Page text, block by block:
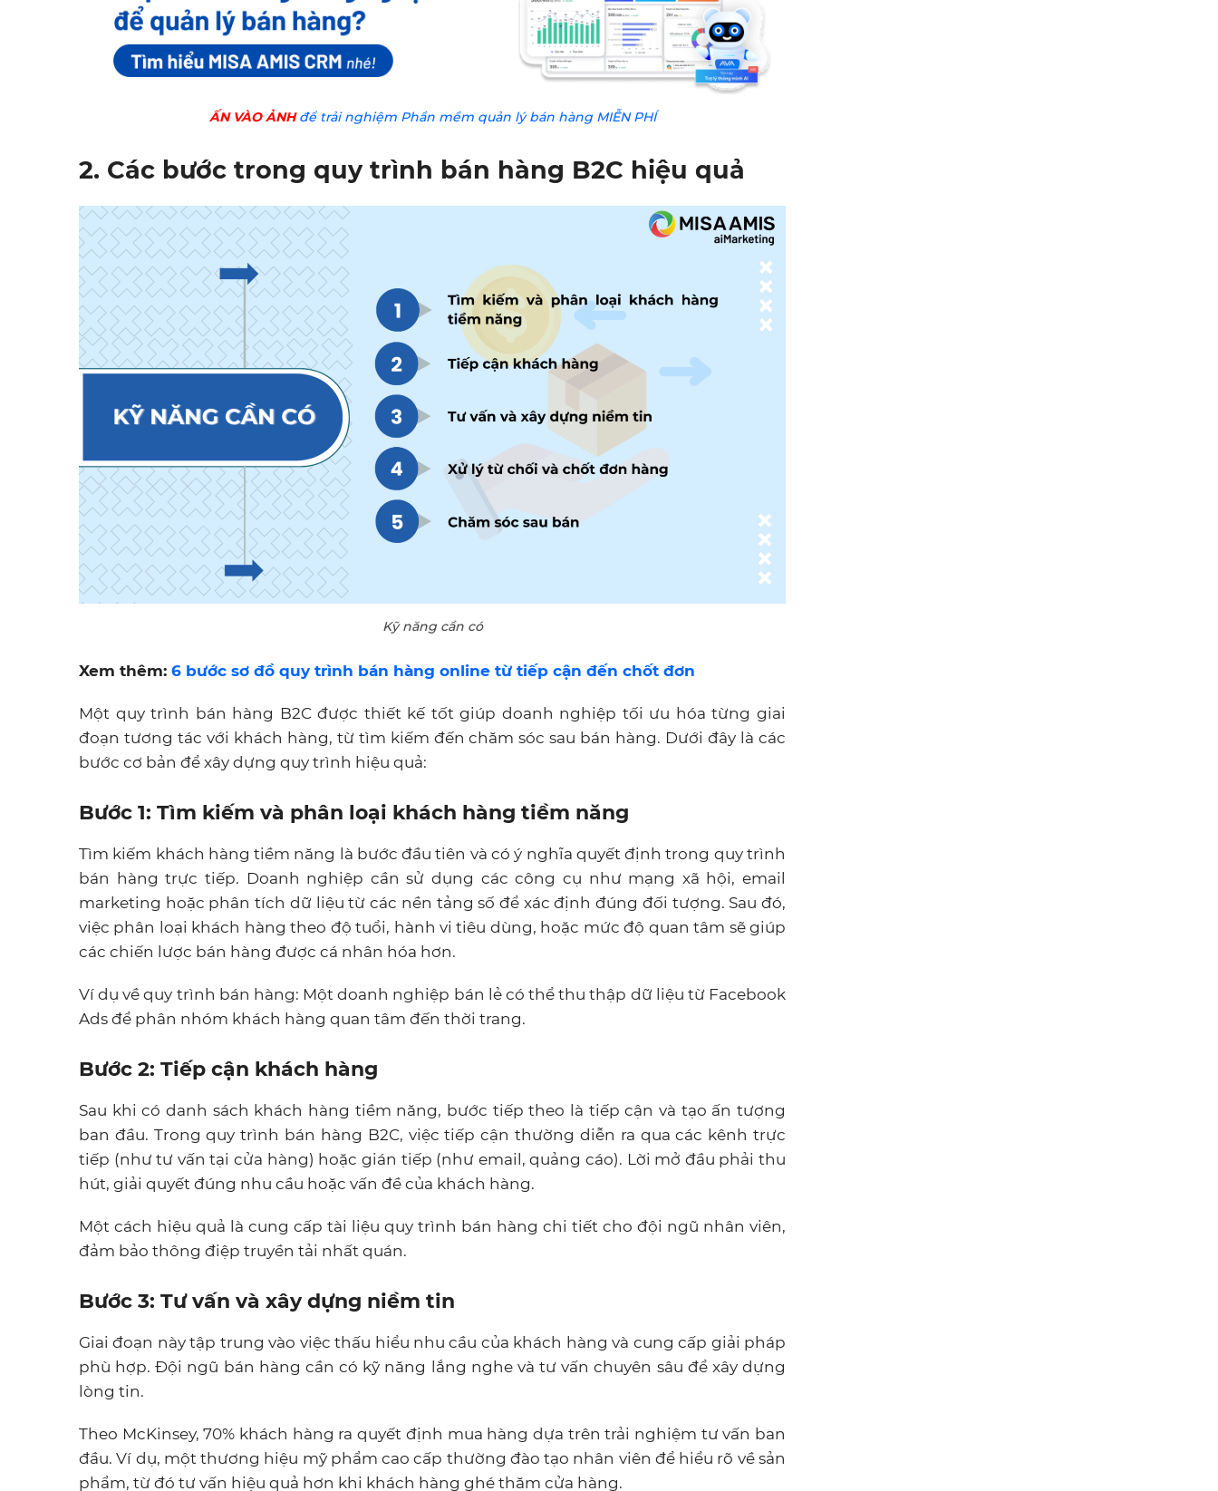
ẤN VÀO ẢNHđể trải nghiệm Phần mềm quản lý bán hàng MIỄN PHÍ
2. Các bước trong quy trình bán hàng B2C hiệu quả
Kỹ năng cần có
Xem thêm: 6 bước sơ đồ quy trình bán hàng online từ tiếp cận đến chốt đơn
Một quy trình bán hàng B2C được thiết kế tốt giúp doanh nghiệp tối ưu hóa từng giai
đoạn tương tác với khách hàng, từ tìm kiếm đến chăm sóc sau bán hàng. Dưới đây là các
bước cơ bản để xây dựng quy trình hiệu quả:
Bước 1: Tìm kiếm và phân loại khách hàng tiềm năng
Tìm kiếm khách hàng tiềm năng là bước đầu tiên và có ý nghĩa quyết định trong quy trình
bán hàng trực tiếp. Doanh nghiệp cần sử dụng các công cụ như mạng xã hội, email
marketing hoặc phân tích dữ liệu từ các nền tảng số để xác định đúng đối tượng. Sau đó,
việc phân loại khách hàng theo độ tuổi, hành vi tiêu dùng, hoặc mức độ quan tâm sẽ giúp
các chiến lược bán hàng được cá nhân hóa hơn.
Ví dụ về quy trình bán hàng: Một doanh nghiệp bán lẻ có thể thu thập dữ liệu từ Facebook
Ads để phân nhóm khách hàng quan tâm đến thời trang.
Bước 2: Tiếp cận khách hàng
Sau khi có danh sách khách hàng tiềm năng, bước tiếp theo là tiếp cận và tạo ấn tượng
ban đầu. Trong quy trình bán hàng B2C, việc tiếp cận thường diễn ra qua các kênh trực
tiếp (như tư vấn tại cửa hàng) hoặc gián tiếp (như email, quảng cáo). Lời mở đầu phải thu
hút, giải quyết đúng nhu cầu hoặc vấn đề của khách hàng.
Một cách hiệu quả là cung cấp tài liệu quy trình bán hàng chi tiết cho đội ngũ nhân viên,
đảm bảo thông điệp truyền tải nhất quán.
Bước 3: Tư vấn và xây dựng niềm tin
Giai đoạn này tập trung vào việc thấu hiểu nhu cầu của khách hàng và cung cấp giải pháp
phù hợp. Đội ngũ bán hàng cần có kỹ năng lắng nghe và tư vấn chuyên sâu để xây dựng
lòng tin.
Theo McKinsey, 70% khách hàng ra quyết định mua hàng dựa trên trải nghiệm tư vấn ban
đầu. Ví dụ, một thương hiệu mỹ phẩm cao cấp thường đào tạo nhân viên để hiểu rõ về sản
phẩm, từ đó tư vấn hiệu quả hơn khi khách hàng ghé thăm cửa hàng.